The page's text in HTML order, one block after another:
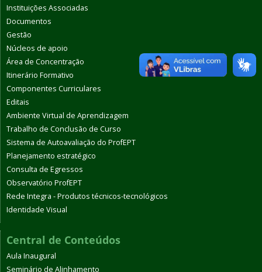
Instituições Associadas
Documentos
Gestão
Núcleos de apoio
Área de Concentração
Itinerário Formativo
Componentes Curriculares
Editais
Ambiente Virtual de Aprendizagem
Trabalho de Conclusão de Curso
Sistema de Autoavaliação do ProfEPT
Planejamento estratégico
Consulta de Egressos
Observatório ProfEPT
Rede Integra - Produtos técnicos-tecnológicos
Identidade Visual
Central de Conteúdos
Aula Inaugural
Seminário de Alinhamento